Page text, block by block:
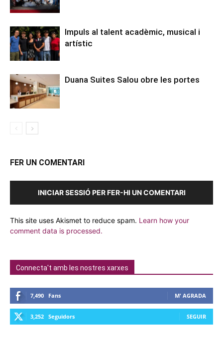
Impuls al talent acadèmic, musical i
artístic
Duana Suites Salou obre les portes
FER UN COMENTARI
INICIAR SESSIÓ PER FER-HI UN COMENTARI
This site uses Akismet to reduce spam. Learn how your
comment data is processed.
Connecta't amb les nostres xarxes
7,490 Fans M' AGRADA
3,252 Seguidors SEGUIR